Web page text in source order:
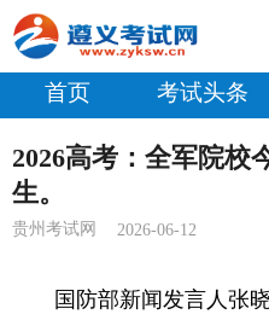
首页 考试头条
2026高考：全军院校
生。
贵州考试网 2026-06-12
国防部新闻发言人张